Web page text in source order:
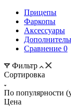
Прицепы
Фаркопы
Аксессуары
Сравнение 0
Фильтр
Сортировка
По популярности
Цена